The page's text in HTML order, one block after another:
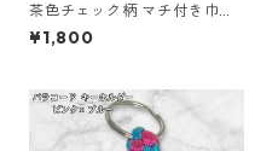
茶色チェック柄 マチ付き巾
着・巾着・ミニポーチ 3点セッ
ト O66 巾着袋 布小物 ハンド
¥1,800